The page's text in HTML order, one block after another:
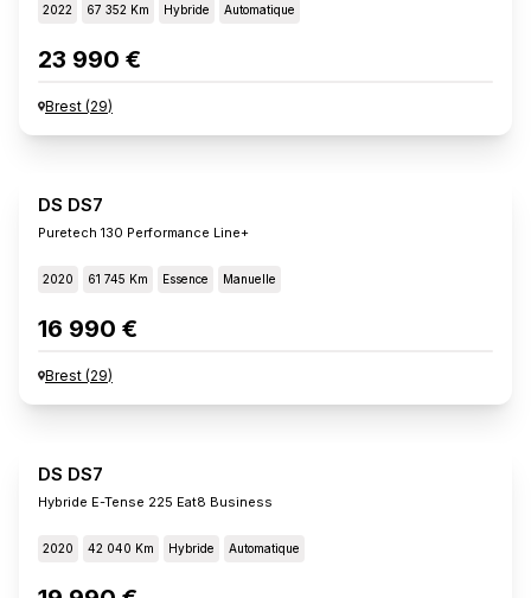
2022 67 352 Km Hybride Automatique
23 990 €
Brest (29)
DS DS7
Puretech 130 Performance Line+
2020 61 745 Km Essence Manuelle
16 990 €
Brest (29)
DS DS7
Hybride E-Tense 225 Eat8 Business
2020 42 040 Km Hybride Automatique